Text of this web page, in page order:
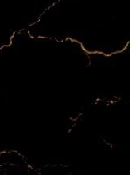
の馬
！
ーネッ
購入！